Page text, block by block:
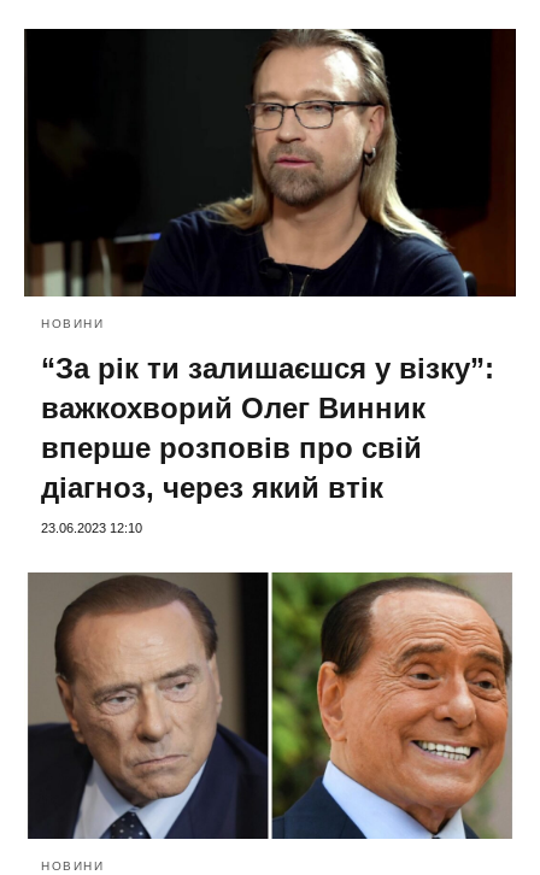
НОВИНИ
“За рік ти залишаєшся у візку”:
важкохворий Олег Винник
вперше розповів про свій
діагноз, через який втік
23.06.2023 12:10
НОВИНИ